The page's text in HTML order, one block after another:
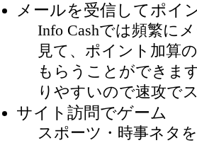
メールを受信してポイ
Info Cashでは頻繁に
見て、ポイント加算
もらうことができま
りやすいので速攻で
サイト訪問でゲーム
スポーツ・時事ネタ